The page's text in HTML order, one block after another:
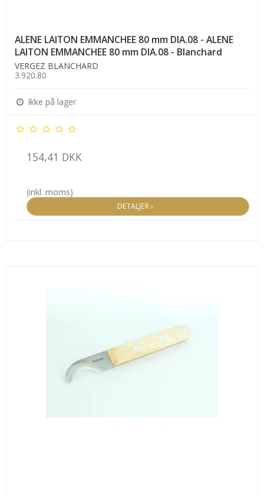
ALENE LAITON EMMANCHEE 80 mm DIA.08 - ALENE
LAITON EMMANCHEE 80 mm DIA.08 - Blanchard
VERGEZ BLANCHARD
3.920.80
Ikke på lager
154,41 DKK
(inkl. moms)
DETALJER ›